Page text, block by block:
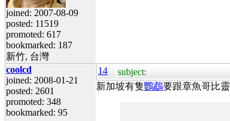
joined: 2007-08-09
posted: 11519
promoted: 617
bookmarked: 187
新竹, 台灣
coolcd
joined: 2008-01-21
posted: 2601
promoted: 348
bookmarked: 95
14 subject:
新加坡有隻鸚鵡要跟章魚哥比靈